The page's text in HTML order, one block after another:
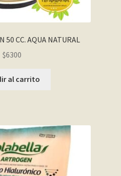
50 CC. AQUA NATURAL
$6300
al carrito